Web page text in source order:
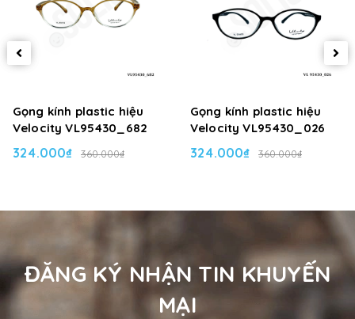
Gọng kính plastic hiệu
Velocity VL95430_682
324.000₫ 360.000₫
Gọng kính plastic hiệu
Velocity VL95430_026
324.000₫ 360.000₫
ĐĂNG KÝ NHẬN TIN KHUYẾN
MẠI